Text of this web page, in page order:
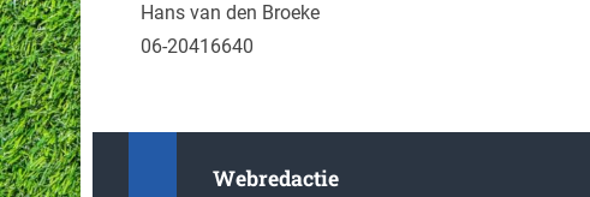
Hans van den Broeke
06-20416640
Webredactie